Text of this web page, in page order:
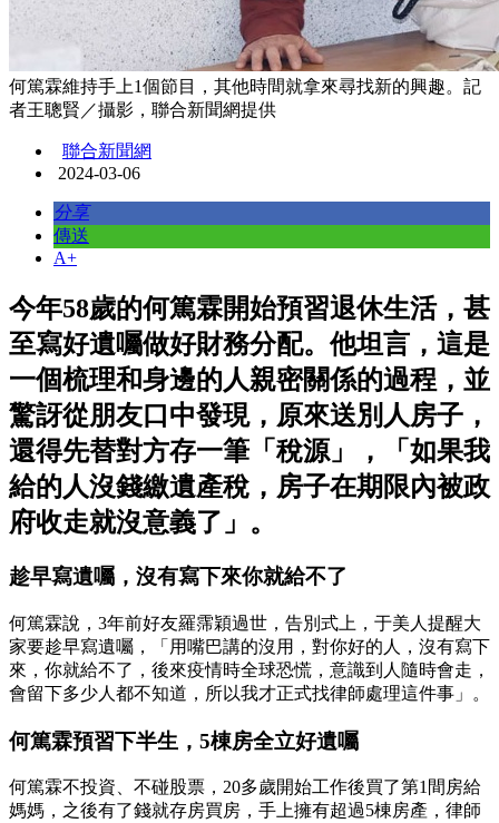
何篤霖維持手上1個節目，其他時間就拿來尋找新的興趣。記
者王聰賢／攝影，聯合新聞網提供
聯合新聞網
2024-03-06
分享
傳送
A+
今年58歲的何篤霖開始預習退休生活，甚
至寫好遺囑做好財務分配。他坦言，這是
一個梳理和身邊的人親密關係的過程，並
驚訝從朋友口中發現，原來送別人房子，
還得先替對方存一筆「稅源」，「如果我
給的人沒錢繳遺產稅，房子在期限內被政
府收走就沒意義了」。
趁早寫遺囑，沒有寫下來你就給不了
何篤霖說，3年前好友羅霈穎過世，告別式上，于美人提醒大
家要趁早寫遺囑，「用嘴巴講的沒用，對你好的人，沒有寫下
來，你就給不了，後來疫情時全球恐慌，意識到人隨時會走，
會留下多少人都不知道，所以我才正式找律師處理這件事」。
何篤霖預習下半生，5棟房全立好遺囑
何篤霖不投資、不碰股票，20多歲開始工作後買了第1間房給
媽媽，之後有了錢就存房買房，手上擁有超過5棟房產，律師